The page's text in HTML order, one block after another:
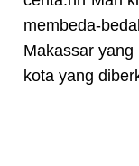
membeda-
Makassar
kota yang